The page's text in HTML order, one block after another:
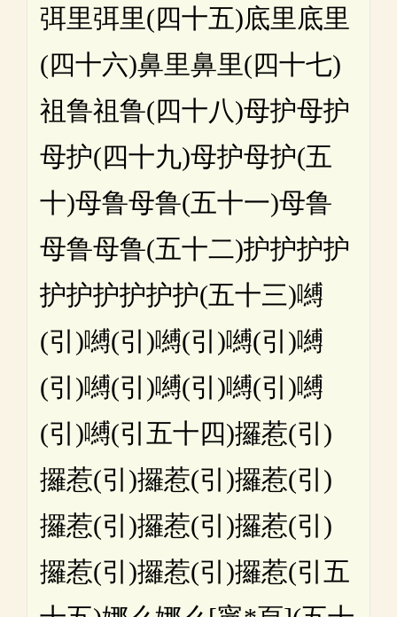
弭里弭里(四十五)底里底里
(四十六)鼻里鼻里(四十七)
祖鲁祖鲁(四十八)母护母护
母护(四十九)母护母护(五
十)母鲁母鲁(五十一)母鲁
母鲁母鲁(五十二)护护护护
护护护护护护(五十三)嚩
(引)嚩(引)嚩(引)嚩(引)嚩
(引)嚩(引)嚩(引)嚩(引)嚩
(引)嚩(引五十四)攞惹(引)
攞惹(引)攞惹(引)攞惹(引)
攞惹(引)攞惹(引)攞惹(引)
攞惹(引)攞惹(引)攞惹(引五